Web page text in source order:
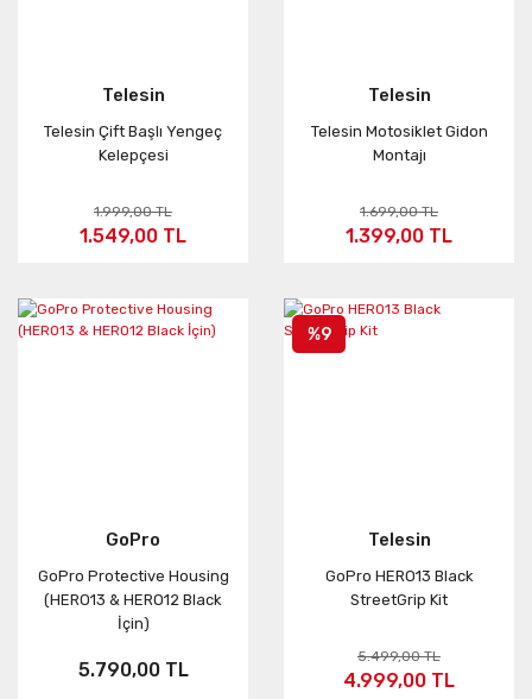
Telesin
Telesin Çift Başlı Yengeç
Kelepçesi
1.999,00 TL
1.549,00 TL
Telesin
Telesin Motosiklet Gidon
Montajı
1.699,00 TL
1.399,00 TL
GoPro
GoPro Protective Housing
(HERO13 & HERO12 Black
İçin)
5.790,00 TL
%9
Telesin
GoPro HERO13 Black
StreetGrip Kit
5.499,00 TL
4.999,00 TL